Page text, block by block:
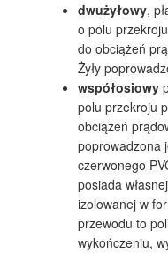
dwużyłowy,
o polu
do obciążeń
Żyły
współosiowy
polu przekroju
obciążeń
poprowadzona
czerwonego
posiada
izolowanej w
przewodu to
wykończeniu,